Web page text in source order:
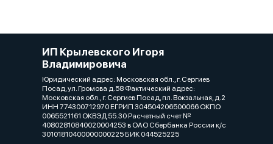
ИП Крылевского Игоря
Владимировича
Юридический адрес: Московская обл., г. Сергиев
Посад, ул. Громова д.58 Фактический адрес:
Московская обл., г. Сергиев Посад, пл. Вокзальная, д.2
ИНН 774300712970 ЕГРИП 304504206500066 ОКПО
0065521161 ОКВЭД 55.30 Расчетный счет №
40802810840020004253 в ОАО Сбербанка России к/с
30101810400000000225 БИК 044525225